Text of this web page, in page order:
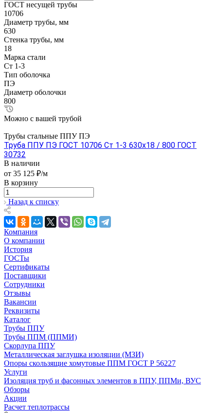
ГОСТ несущей трубы
10706
Диаметр трубы, мм
630
Стенка трубы, мм
18
Марка стали
Ст 1-3
Тип оболочка
ПЭ
Диаметр оболочки
800
Можно с вашей трубой
Трубы стальные ППУ ПЭ
Труба ППУ ПЭ ГОСТ 10706 Ст 1-3 630x18 / 800 ГОСТ
30732
В наличии
от 35 125 ₽/м
В корзину
Назад к списку
Компания
О компании
История
ГОСТы
Сертификаты
Поставщики
Сотрудники
Отзывы
Вакансии
Реквизиты
Каталог
Трубы ППУ
Трубы ППМ (ППМИ)
Скорлупа ППУ
Металлическая заглушка изоляции (МЗИ)
Опоры скользящие хомутовые ППМ ГОСТ Р 56227
Услуги
Изоляция труб и фасонных элементов в ППУ, ППМи, ВУС
Обзоры
Акции
Расчет теплотрассы